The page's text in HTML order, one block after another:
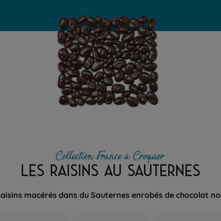
Collection France à Croquer
LES RAISINS AU SAUTERNES
macérés dans du Sauternes enrobés de chocolat